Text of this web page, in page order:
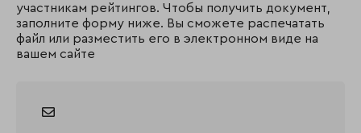
участникам рейтингов. Чтобы получить документ,
заполните форму ниже. Вы сможете распечатать
файл или разместить его в электронном виде на
вашем сайте